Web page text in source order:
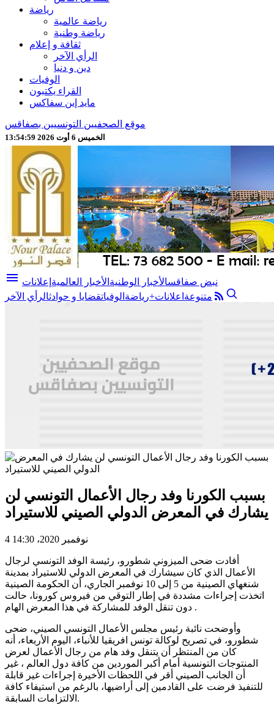
رياضة
رياضة عالمية
رياضة وطنية
ثقافة و إعلام
الرأي الآخر
دين و دنيا
الوفيات
القراء يكتبون
مايد إين سفاكس
موقع الصحفيين التونسيين بصفاقس
الخميس 6 أوت 2026 13:55:01
menu نبض صفاقسالأخبار الوطنية الأخبار العالمية إعلانات
متنوعة اعلانات+رياضة الوفياتقضايا و حوادثالرأي الآخر
بسبب الكورنا وفد رجال الأعمال التونسي لن
يشارك في المعرض الدولي الصيني للاستيراد
4 نوفمبر 2020، 14:30
أفادت ضحى الميزوني شطورو، رئيسة الوفد التونسي لرجال
الأعمال الذي كان سيشارك في المعرض الدولي للاستيراد بمدينة
شنغهاي الصينية من 5 إلى 10 نوفمبر الجاري، أن الحكومة الصينية
اتخذت إجراءات مشددة في إطار التوقي من فيروس كورونا، حالت
دون تنقل الوفد للمشاركة في هذا المعرض الهام .
وأوضحت نائبة رئيس مجلس الأعمال التونسي الصيني، ضحى
شطورو، في تصريح لوكالة تونس افريقيا للأنباء، اليوم الأربعاء، أنه
كان من المنتظر أن يتنقل وفد هام من رجال الأعمال لعرض
المنتوجات التونسية أمام أكبر الموردين من كافة دول العالم ، غير
أن الجانب الصيني أقر في اللحظات الأخيرة إجراءات غير قابلة
للتنفيذ فرضت على القادمين إلى أراضيها، بالرغم من استيفاء كافة
الالتزامات السابقة.